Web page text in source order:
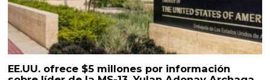
EE.UU. ofrece $5 millones por información